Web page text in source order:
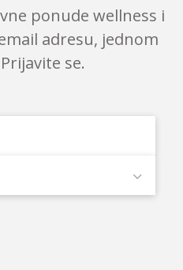
ponude wellness i
adresu, jednom
se.